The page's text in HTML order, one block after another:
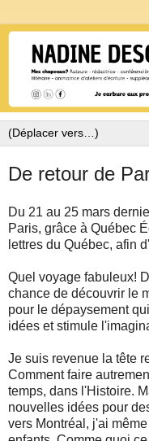
De retour de
Du 21 au 25 mars
Paris, grâce à Québec
lettres du Québec, afin
Quel voyage fabuleux!
chance de découvrir le
pour le dépaysement
idées et stimule
Je suis revenue la tête
Comment faire
temps, dans l'Histoire.
nouvelles idées pour
vers Montréal, j'ai